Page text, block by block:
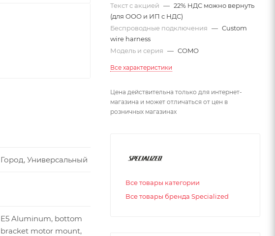
Город, Универсальный
E5 Aluminum, bottom
bracket motor mount,
Текст с акцией — 22% НДС можно вернуть
(для ООО и ИП с НДС)
Беспроводные подключения — Custom
wire harness
Модель и серия — COMO
Все характеристики
Цена действительна только для интернет-
магазина и может отличаться от цен в
розничных магазинах
Все товары категории
Все товары бренда Specialized